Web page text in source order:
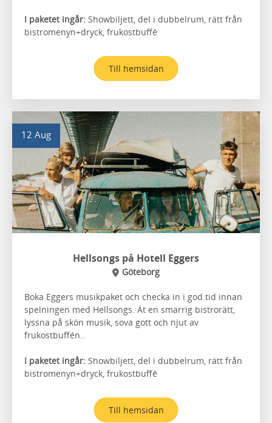
I paketet ingår: Showbiljett, del i dubbelrum, rätt från
bistromenyn+dryck, frukostbuffé
Till hemsidan
12 Aug
Hellsongs på Hotell Eggers
Göteborg
Boka Eggers musikpaket och checka in i god tid innan
spelningen med Hellsongs. Ät en smarrig bistrorätt,
lyssna på skön musik, sova gott och njut av
frukostbuffén..
I paketet ingår: Showbiljett, del i dubbelrum, rätt från
bistromenyn+dryck, frukostbuffé
Till hemsidan